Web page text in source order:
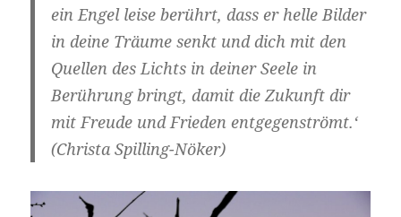
ein Engel leise berührt, dass er helle Bilder
in deine Träume senkt und dich mit den
Quellen des Lichts in deiner Seele in
Berührung bringt, damit die Zukunft dir
mit Freude und Frieden entgegenströmt.‘
(Christa Spilling-Nöker)